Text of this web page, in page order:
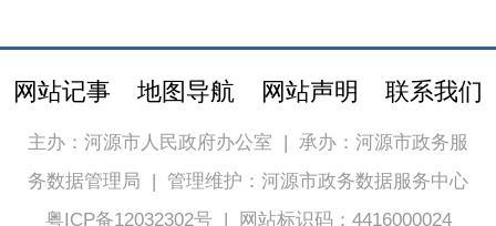
网站记事 地图导航 网站声明 联系我们
主办：河源市人民政府办公室 | 承办：河源市政务服
务数据管理局 | 管理维护：河源市政务数据服务中心
粤ICP备12032302号| 网站标识码：4416000024